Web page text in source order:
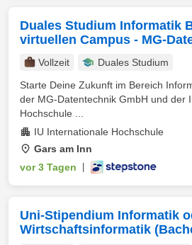
Duales Studium Informatik
virtuellen Campus - MG-
Vollzeit
Duales Studium
Starte Deine Zukunft im Bereich
der MG-Datentechnik GmbH und der
Hochschule ...
IU Internationale Hochschule
Gars am Inn
vor 3 Tagen
Uni-Stipendium Informatik
Wirtschaftsinformatik